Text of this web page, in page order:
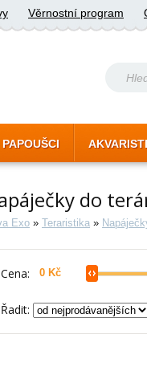
Věrnostní program
PAPOUŠCI
do
Exo » Teraristika »
Cena:
Řadit: